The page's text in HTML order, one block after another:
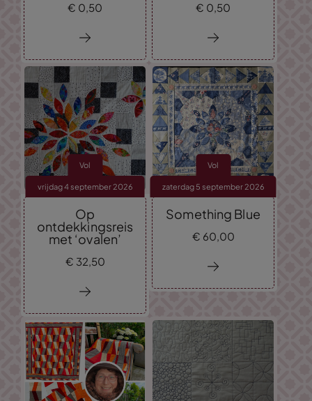
€ 0,50 € 0,50
Vol
vrijdag 4 september 2026
Op
ontdekkingsreis
met ‘ovalen’
€ 32,50
Vol
zaterdag 5 september 2026
Something Blue
€ 60,00